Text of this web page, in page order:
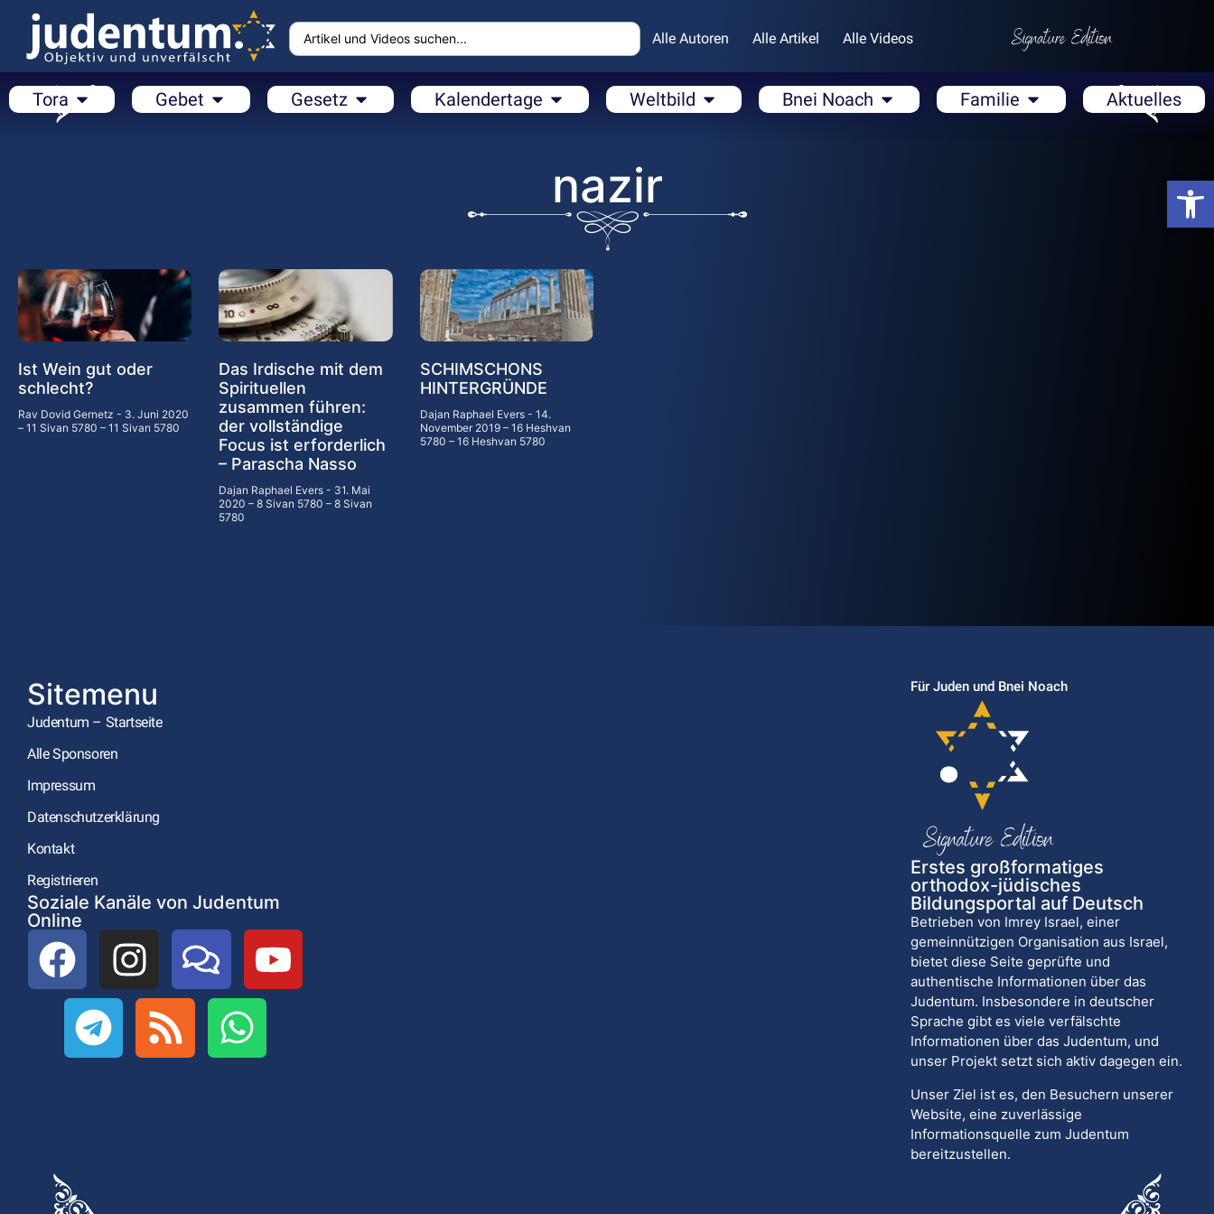
Alle Autoren Alle Artikel Alle Videos
Tora Gebet Gesetz Kalendertage Weltbild Bnei Noach Familie Aktuelles
nazir
Ist Wein gut oder
schlecht?
Rav Dovid Gernetz
3. Juni 2020
– 11 Sivan 5780 – 11 Sivan 5780
Das Irdische mit dem
Spirituellen
zusammen führen:
der vollständige
Focus ist erforderlich
– Parascha Nasso
Dajan Raphael Evers
31. Mai
2020 – 8 Sivan 5780 – 8 Sivan
5780
SCHIMSCHONS
HINTERGRÜNDE
Dajan Raphael Evers
14.
November 2019 – 16 Heshvan
5780 – 16 Heshvan 5780
Sitemenu
Judentum – Startseite
Alle Sponsoren
Impressum
Datenschutzerklärung
Kontakt
Registrieren
Soziale Kanäle von Judentum
Online
Für Juden und Bnei Noach
Erstes großformatiges
orthodox-jüdisches
Bildungsportal auf Deutsch
Betrieben von Imrey Israel, einer
gemeinnützigen Organisation aus Israel,
bietet diese Seite geprüfte und
authentische Informationen über das
Judentum. Insbesondere in deutscher
Sprache gibt es viele verfälschte
Informationen über das Judentum, und
unser Projekt setzt sich aktiv dagegen ein.
Unser Ziel ist es, den Besuchern unserer
Website, eine zuverlässige
Informationsquelle zum Judentum
bereitzustellen.